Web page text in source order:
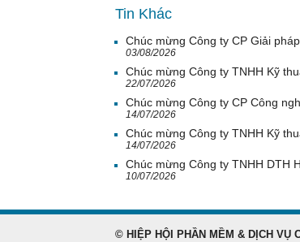
Tin Khác
Chúc mừng Công ty CP Giải
03/08/2026
Chúc mừng Công ty TNHH Kỹ
22/07/2026
Chúc mừng Công ty CP Công
14/07/2026
Chúc mừng Công ty TNHH Kỹ
14/07/2026
Chúc mừng Công ty TNHH DTH
10/07/2026
© HIỆP HỘI PHẦN MỀM & DỊCH VỤ